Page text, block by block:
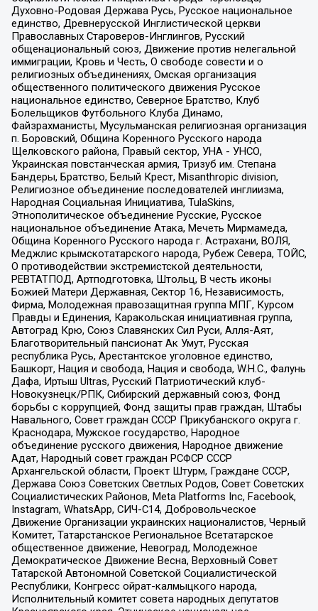
Духовно-Родовая Держава Русь, Русское национальное
единство, Древнерусской Инглистической церкви
Православных Староверов-Инглингов, Русский
общенациональный союз, Движение против нелегальной
иммиграции, Кровь и Честь, О свободе совести и о
религиозных объединениях, Омская организация
общественного политического движения Русское
национальное единство, Северное Братство, Клуб
Болельщиков Футбольного Клуба Динамо,
Файзрахманисты, Мусульманская религиозная организация
п. Боровский, Община Коренного Русского народа
Щелковского района, Правый сектор, УНА - УНСО,
Украинская повстанческая армия, Тризуб им. Степана
Бандеры, Братство, Белый Крест, Misanthropic division,
Религиозное объединение последователей инглиизма,
Народная Социальная Инициатива, TulaSkins,
Этнополитическое объединение Русские, Русское
национальное объединение Атака, Мечеть Мирмамеда,
Община Коренного Русского народа г. Астрахани, ВОЛЯ,
Меджлис крымскотатарского народа, Рубеж Севера, ТОЙС,
О противодействии экстремистской деятельности,
РЕВТАТПОД, Артподготовка, Штольц, В честь иконы
Божией Матери Державная, Сектор 16, Независимость,
Фирма, Молодежная правозащитная группа МПГ, Курсом
Правды и Единения, Каракольская инициативная группа,
Автоград Крю, Союз Славянских Сил Руси, Алля-Аят,
Благотворительный пансионат Ак Умут, Русская
республика Русь, Арестантское уголовное единство,
Башкорт, Нация и свобода, Нация и свобода, W.H.С., Фалунь
Дафа, Иртыш Ultras, Русский Патриотический клуб-
Новокузнецк/РПК, Сибирский державный союз, Фонд
борьбы с коррупцией, Фонд защиты прав граждан, Штабы
Навального, Совет граждан СССР Прикубанского округа г.
Краснодара, Мужское государство, Народное
объединение русского движения, Народное движение
Адат, Народный совет граждан РСФСР СССР
Архангельской области, Проект Штурм, Граждане СССР,
Держава Союз Советских Светлых Родов, Совет Советских
Социалистических Районов, Meta Platforms Inc, Facebook,
Instagram, WhatsApp, СИЧ-С14, Добровольческое
Движение Организации украинских националистов, Черный
Комитет, Татарстанское Региональное Всетатарское
общественное движение, Невоград, Молодежное
Демократическое Движение Весна, Верховный Совет
Татарской Автономной Советской Социалистической
Республики, Конгресс ойрат-калмыцкого народа,
Исполнительный комитет совета народных депутатов